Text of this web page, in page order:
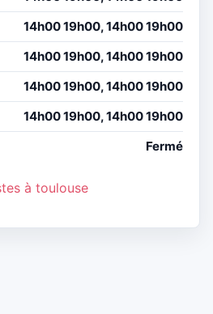
14h00 19h00, 14h00 19h00
14h00 19h00, 14h00 19h00
14h00 19h00, 14h00 19h00
14h00 19h00, 14h00 19h00
Fermé
à toulouse